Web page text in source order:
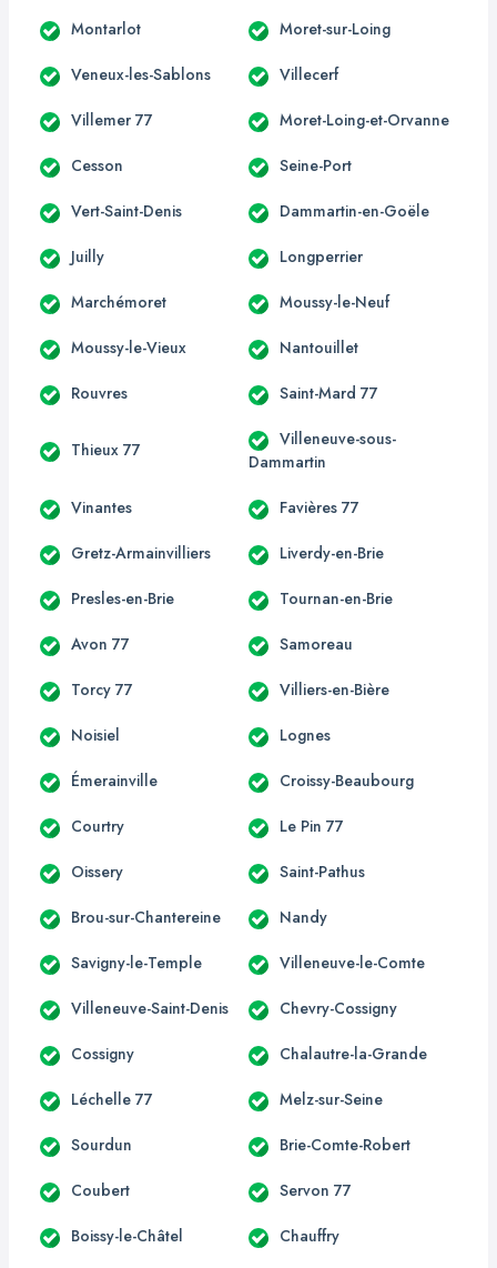
Montarlot Moret-sur-Loing
Veneux-les-Sablons Villecerf
Villemer 77 Moret-Loing-et-Orvanne
Cesson Seine-Port
Vert-Saint-Denis Dammartin-en-Goële
Juilly Longperrier
Marchémoret Moussy-le-Neuf
Moussy-le-Vieux Nantouillet
Rouvres Saint-Mard 77
Thieux 77
Villeneuve-sous-
Dammartin
Vinantes Favières 77
Gretz-Armainvilliers Liverdy-en-Brie
Presles-en-Brie Tournan-en-Brie
Avon 77 Samoreau
Torcy 77 Villiers-en-Bière
Noisiel Lognes
Émerainville Croissy-Beaubourg
Courtry Le Pin 77
Oissery Saint-Pathus
Brou-sur-Chantereine Nandy
Savigny-le-Temple Villeneuve-le-Comte
Villeneuve-Saint-Denis Chevry-Cossigny
Cossigny Chalautre-la-Grande
Léchelle 77 Melz-sur-Seine
Sourdun Brie-Comte-Robert
Coubert Servon 77
Boissy-le-Châtel Chauffry